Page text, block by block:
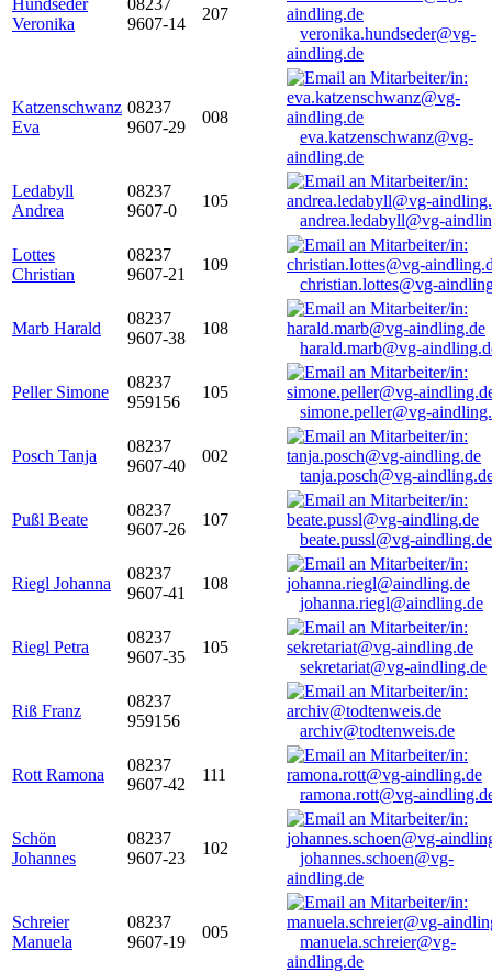
Hundseder
Veronika
08237
9607-14
207
veronika.hundseder@vg-
aindling.de
Katzenschwanz
Eva
08237
9607-29
008
eva.katzenschwanz@vg-
aindling.de
Ledabyll
Andrea
08237
9607-0
105
andrea.ledabyll@vg-
Lottes
Christian
08237
9607-21
109
christian.lottes@vg-
Marb Harald
08237
9607-38
108
harald.marb@vg-
Peller Simone
08237
959156
105
simone.peller@vg-
Posch Tanja
08237
9607-40
002
tanja.posch@vg-
Pußl Beate
08237
9607-26
107
beate.pussl@vg-aindling.de
Riegl Johanna
08237
9607-41
108
johanna.riegl@aindling.de
Riegl Petra
08237
9607-35
105
sekretariat@vg-aindling.de
Riß Franz
08237
959156
archiv@todtenweis.de
Rott Ramona
08237
9607-42
111
ramona.rott@vg-
Schön
Johannes
08237
9607-23
102
johannes.schoen@vg-
aindling.de
Schreier
Manuela
08237
9607-19
005
manuela.schreier@vg-
aindling.de